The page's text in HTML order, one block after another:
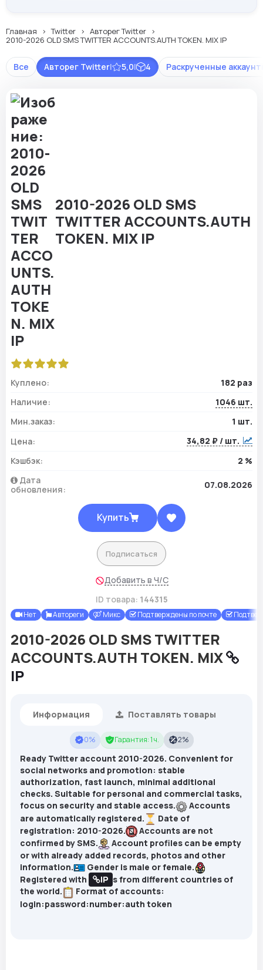
Главная Twitter
Авторег Twitter
2010-2026 OLD SMS TWITTER ACCOUNTS.AUTH TOKEN. MIX IP
Все Раскрученные
Авторег Twitter| 5,0| 4
2010-2026 OLD SMS
TWITTER ACCOUNTS.AUTH
TOKEN. MIX IP
Куплено:
182 раз
Наличие:
1046 шт.
Мин.заказ:
1 шт.
Цена:
34,82 ₽ / шт.
Кэшбэк:
2 %
Дата
обновления:
07.08.2026
Купить
Подписаться
Добавить в Ч/С
ID товара: 144315
Нет Автореги Микс Подтверждены по почте
2010-2026 OLD SMS TWITTER
ACCOUNTS.AUTH TOKEN. MIX
IP
Информация Поставлять товары
0% Гарантия: 1 ч. 2%
Ready Twitter account 2010-2026. Convenient for
social networks and promotion: stable
authorization, fast launch, minimal additional
checks. Suitable for personal and commercial tasks,
focus on security and stable access.
Accounts
are automatically registered.
Date of
registration: 2010-2026.
Accounts are not
confirmed by SMS.
Account profiles can be empty
or with already added records, photos and other
information.
Gender is male or female.
Registered with
IP s from different countries of
the world.
Format of accounts:
login:password:number:auth token